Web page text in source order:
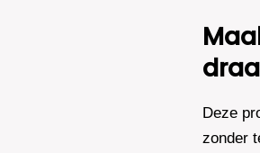
Zwart
Deze
zonder